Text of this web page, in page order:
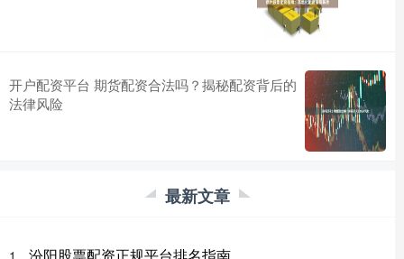
开户配资平台 期货配资合法吗？揭秘配资背后的
法律风险
最新文章
1、 汾阳股票配资正规平台排名指南